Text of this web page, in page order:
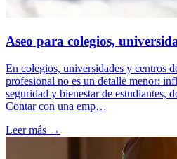
Aseo para colegios,
En colegios, universidades y centros
profesional no es un detalle menor:
seguridad y bienestar de estudiantes,
Contar con una emp…
Leer más →